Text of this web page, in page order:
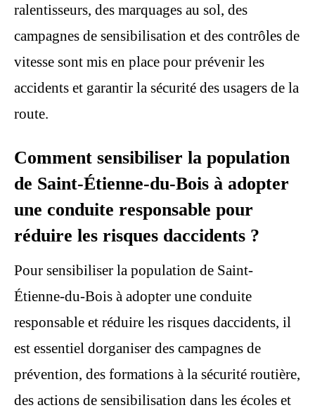
ralentisseurs, des marquages au sol, des
campagnes de sensibilisation et des contrôles de
vitesse sont mis en place pour prévenir les
accidents et garantir la sécurité des usagers de la
route.
Comment sensibiliser la population
de Saint-Étienne-du-Bois à adopter
une conduite responsable pour
réduire les risques daccidents ?
Pour sensibiliser la population de Saint-
Étienne-du-Bois à adopter une conduite
responsable et réduire les risques daccidents, il
est essentiel dorganiser des campagnes de
prévention, des formations à la sécurité routière,
des actions de sensibilisation dans les écoles et